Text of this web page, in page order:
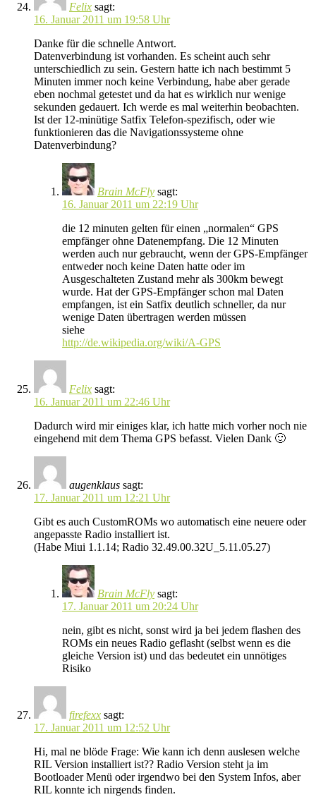
Felix sagt:
16. Januar 2011 um 19:58 Uhr
Danke für die schnelle Antwort.
Datenverbindung ist vorhanden. Es scheint auch sehr
unterschiedlich zu sein. Gestern hatte ich nach bestimmt 5
Minuten immer noch keine Verbindung, habe aber gerade
eben nochmal getestet und da hat es wirklich nur wenige
sekunden gedauert. Ich werde es mal weiterhin beobachten.
Ist der 12-minütige Satfix Telefon-spezifisch, oder wie
funktionieren das die Navigationssysteme ohne
Datenverbindung?
Brain McFly sagt:
16. Januar 2011 um 22:19 Uhr
die 12 minuten gelten für einen „normalen“ GPS
empfänger ohne Datenempfang. Die 12 Minuten
werden auch nur gebraucht, wenn der GPS-Empfänger
entweder noch keine Daten hatte oder im
Ausgeschalteten Zustand mehr als 300km bewegt
wurde. Hat der GPS-Empfänger schon mal Daten
empfangen, ist ein Satfix deutlich schneller, da nur
wenige Daten übertragen werden müssen
siehe
http://de.wikipedia.org/wiki/A-GPS
Felix sagt:
16. Januar 2011 um 22:46 Uhr
Dadurch wird mir einiges klar, ich hatte mich vorher noch nie
eingehend mit dem Thema GPS befasst. Vielen Dank 🙂
augenklaus sagt:
17. Januar 2011 um 12:21 Uhr
Gibt es auch CustomROMs wo automatisch eine neuere oder
angepasste Radio installiert ist.
(Habe Miui 1.1.14; Radio 32.49.00.32U_5.11.05.27)
Brain McFly sagt:
17. Januar 2011 um 20:24 Uhr
nein, gibt es nicht, sonst wird ja bei jedem flashen des
ROMs ein neues Radio geflasht (selbst wenn es die
gleiche Version ist) und das bedeutet ein unnötiges
Risiko
firefexx sagt:
17. Januar 2011 um 12:52 Uhr
Hi, mal ne blöde Frage: Wie kann ich denn auslesen welche
RIL Version installiert ist?? Radio Version steht ja im
Bootloader Menü oder irgendwo bei den System Infos, aber
RIL konnte ich nirgends finden.